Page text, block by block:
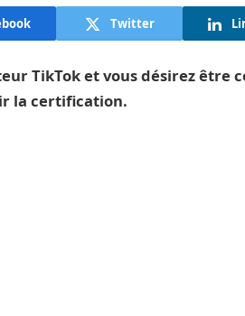
Twitter
TikTok et vous désirez être
la certification.